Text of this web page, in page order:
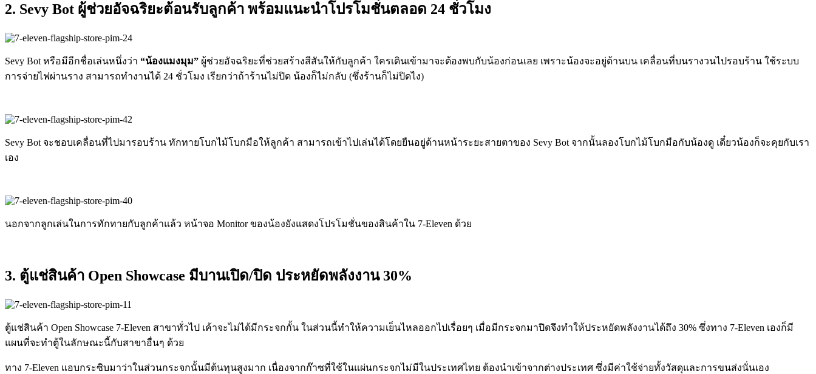
2. Sevy Bot ผู้ช่วยอัจฉริยะต้อนรับลูกค้า พร้อมแนะนำโปรโมชั่นตลอด 24 ชั่วโมง
Sevy Bot หรือมีอีกชื่อเล่นหนึ่งว่า “น้องแมงมุม” ผู้ช่วยอัจฉริยะที่ช่วยสร้างสีสันให้กับลูกค้า ใครเดินเข้ามาจะต้องพบกับน้องก่อนเลย เพราะน้องจะอยู่ด้านบน เคลื่อนที่บนรางวนไปรอบร้าน ใช้ระบบ
การจ่ายไฟผ่านราง สามารถทำงานได้ 24 ชั่วโมง เรียกว่าถ้าร้านไม่ปิด น้องก็ไม่กลับ (ซึ่งร้านก็ไม่ปิดไง)
Sevy Bot จะชอบเคลื่อนที่ไปมารอบร้าน ทักทายโบกไม้โบกมือให้ลูกค้า สามารถเข้าไปเล่นได้โดยยืนอยู่ด้านหน้าระยะสายตาของ Sevy Bot จากนั้นลองโบกไม้โบกมือกับน้องดู เดี๋ยวน้องก็จะคุยกับเรา
เอง
นอกจากลูกเล่นในการทักทายกับลูกค้าแล้ว หน้าจอ Monitor ของน้องยังแสดงโปรโมชั่นของสินค้าใน 7-Eleven ด้วย
3. ตู้แช่สินค้า Open Showcase มีบานเปิด/ปิด ประหยัดพลังงาน 30%
ตู้แช่สินค้า Open Showcase 7-Eleven สาขาทั่วไป เค้าจะไม่ได้มีกระจกกั้น ในส่วนนี้ทำให้ความเย็นไหลออกไปเรื่อยๆ เมื่อมีกระจกมาปิดจึงทำให้ประหยัดพลังงานได้ถึง 30% ซึ่งทาง 7-Eleven เองก็มี
แผนที่จะทำตู้ในลักษณะนี้กับสาขาอื่นๆ ด้วย
ทาง 7-Eleven แอบกระซิบมาว่าในส่วนกระจกนั้นมีต้นทุนสูงมาก เนื่องจากก๊าซที่ใช้ในแผ่นกระจกไม่มีในประเทศไทย ต้องนำเข้าจากต่างประเทศ ซึ่งมีค่าใช้จ่ายทั้งวัสดุและการขนส่งนั่นเอง